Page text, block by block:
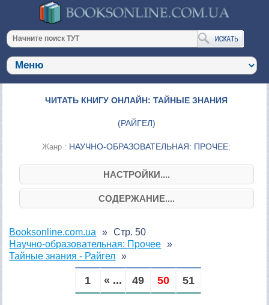
ЧИТАТЬ КНИГУ ОНЛАЙН: ТАЙНЫЕ ЗНАНИЯ
(РАЙГЕЛ)
Жанр : НАУЧНО-ОБРАЗОВАТЕЛЬНАЯ: ПРОЧЕЕ;
НАСТРОЙКИ....
СОДЕРЖАНИЕ....
Booksonline.com.ua
Научно-образовательная: Прочее
Тайные знания - Райгел
Стр. 50
1 « ... 49 50 51